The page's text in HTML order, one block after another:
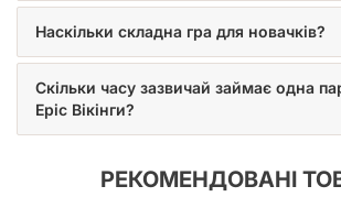
Наскільки складна гра для новачків?
Скільки часу зазвичай займає одна
Epic Вікінги?
РЕКОМЕНДОВАНІ